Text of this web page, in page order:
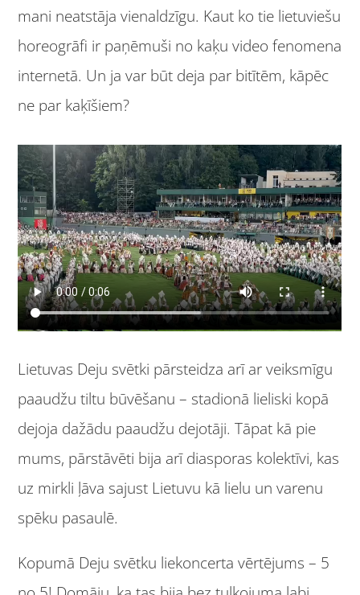
mani neatstāja vienaldzīgu. Kaut ko tie lietuviešu
horeogrāfi ir paņēmuši no kaķu video fenomena
internetā. Un ja var būt deja par bitītēm, kāpēc
ne par kaķīšiem?
Lietuvas Deju svētki pārsteidza arī ar veiksmīgu
paaudžu tiltu būvēšanu – stadionā lieliski kopā
dejoja dažādu paaudžu dejotāji. Tāpat kā pie
mums, pārstāvēti bija arī diasporas kolektīvi, kas
uz mirkli ļāva sajust Lietuvu kā lielu un varenu
spēku pasaulē.
Kopumā Deju svētku liekoncerta vērtējums – 5